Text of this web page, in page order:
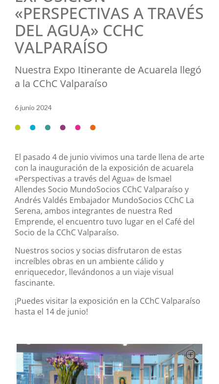
«PERSPECTIVAS A TRAVÉS
DEL AGUA» CCHC
VALPARAÍSO
Nuestra Expo Itinerante de Acuarela llegó
a la CChC Valparaíso
6 junio 2024
El pasado 4 de junio vivimos una tarde llena de arte
con la inauguración de la exposición de acuarela
«Perspectivas a través del Agua» de Ismael
Allendes Socio MundoSocios CChC Valparaíso y
Andrés Valdés Embajador MundoSocios CChC La
Serena, ambos integrantes de nuestra Red
Emprende, el encuentro tuvo lugar en el Café del
Socio de la CChC Valparaíso.
Nuestros socios y socias disfrutaron de estas
increíbles obras en un ambiente cálido y
enriquecedor, llevándonos a un viaje visual
fascinante.
¡Puedes visitar la exposición en la CChC Valparaíso
hasta el 14 de junio!